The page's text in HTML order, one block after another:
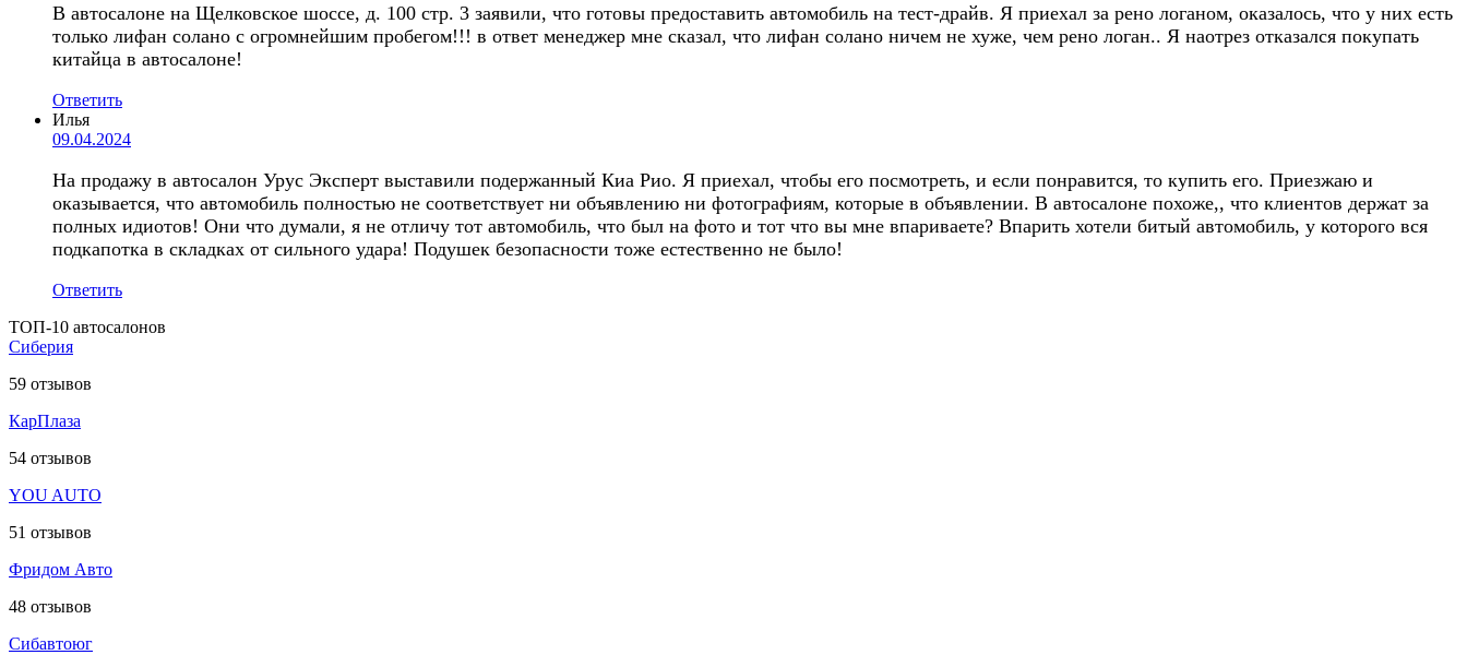
В автосалоне на Щелковское шоссе, д. 100 стр. 3 заявили, что готовы предоставить автомобиль на тест-драйв. Я приехал за рено логаном, оказалось, что у них есть
только лифан солано с огромнейшим пробегом!!! в ответ менеджер мне сказал, что лифан солано ничем не хуже, чем рено логан.. Я наотрез отказался покупать
китайца в автосалоне!
Ответить
Илья
09.04.2024
На продажу в автосалон Урус Эксперт выставили подержанный Киа Рио. Я приехал, чтобы его посмотреть, и если понравится, то купить его. Приезжаю и
оказывается, что автомобиль полностью не соответствует ни объявлению ни фотографиям, которые в объявлении. В автосалоне похоже,, что клиентов держат за
полных идиотов! Они что думали, я не отличу тот автомобиль, что был на фото и тот что вы мне впариваете? Впарить хотели битый автомобиль, у которого вся
подкапотка в складках от сильного удара! Подушек безопасности тоже естественно не было!
Ответить
ТОП-10 автосалонов
Сиберия
59 отзывов
КарПлаза
54 отзывов
YOU AUTO
51 отзывов
Фридом Авто
48 отзывов
Сибавтоюг